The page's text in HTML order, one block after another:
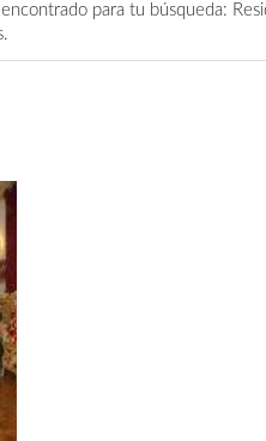
para tu búsqueda: